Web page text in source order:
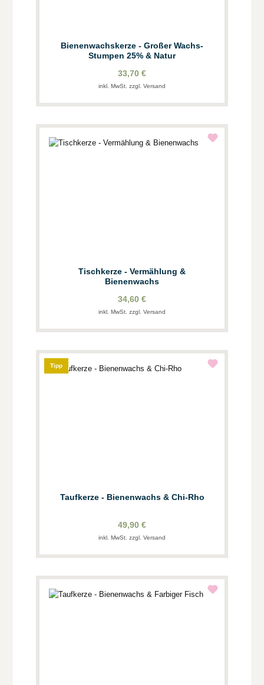
Bienenwachskerze - Großer Wachs-
Stumpen 25% & Natur
33,70 €
inkl. MwSt. zzgl. Versand
Tischkerze - Vermählung &
Bienenwachs
34,60 €
inkl. MwSt. zzgl. Versand
Tipp
Taufkerze - Bienenwachs & Chi-Rho
49,90 €
inkl. MwSt. zzgl. Versand